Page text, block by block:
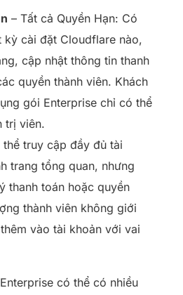
– Tất cả Quyền Hạn: Có
kỳ cài đặt Cloudflare nào,
cập nhật thông tin thanh
quyền thành viên. Khách
gói Enterprise chỉ có thể
trị viên.
thể truy cập đầy đủ tài
trang tổng quan, nhưng
thanh toán hoặc quyền
thành viên không giới
vào tài khoản với vai
có thể có nhiều